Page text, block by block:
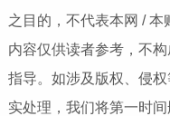
之目的，不代表本网 /
内容仅供读者参考，不
指导。如涉及版权、侵
实处理，我们将第一时间